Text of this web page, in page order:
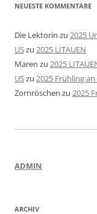
NEUESTE KOMMENTARE
Die Lektorin zu 2025
USzu 2025 LITAUEN
Maren zu 2025
USzu 2025 Frühling
Zornröschen zu 2025
ADMIN
ARCHIV